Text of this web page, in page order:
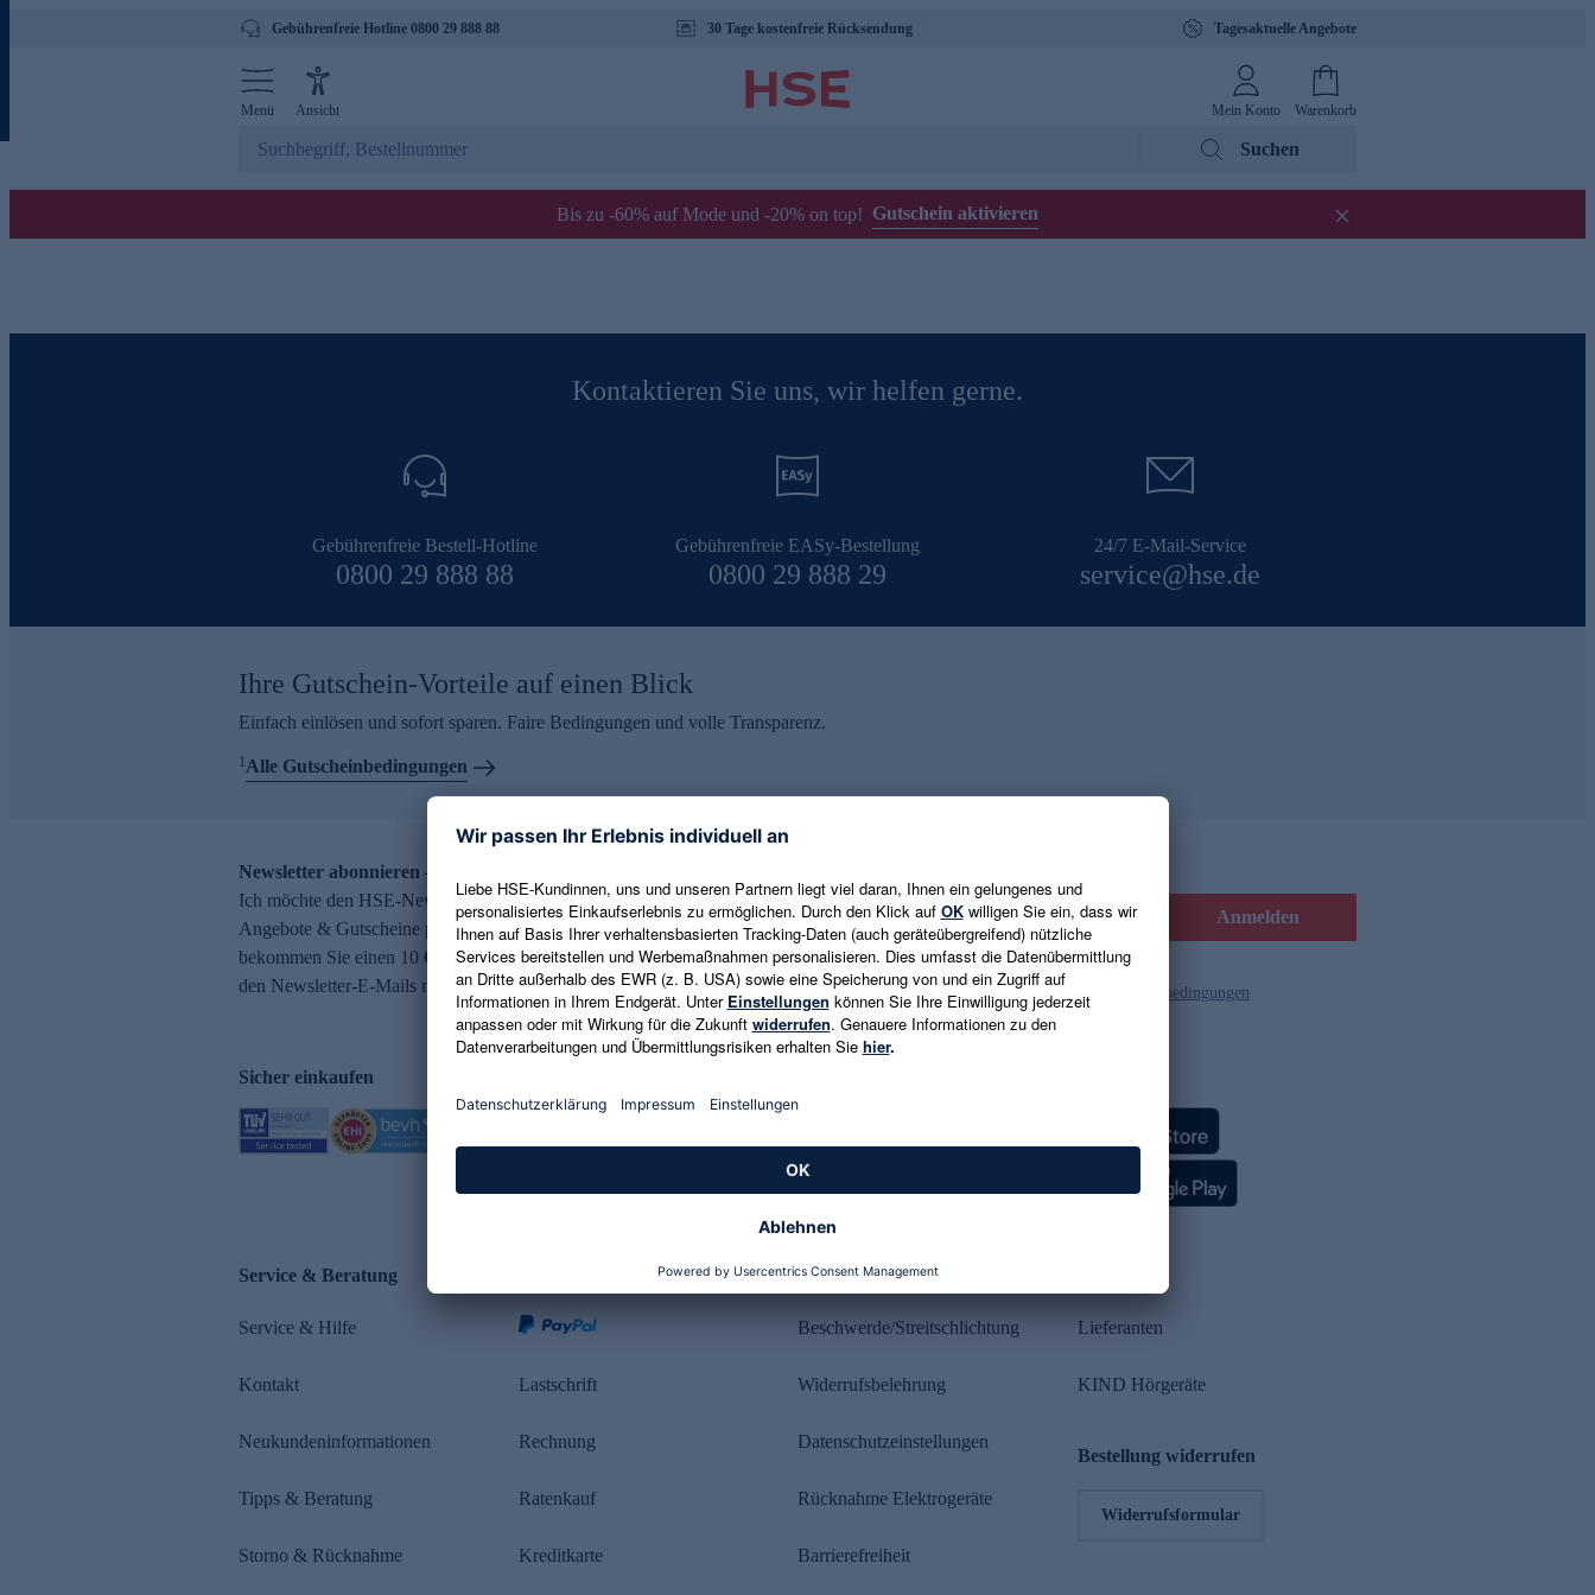
Gebührenfreie Hotline 0800 29 888 88 30 Tage kostenfreie Rücksendung Tagesaktuelle Angebote
Menü Ansicht Mein Konto Warenkorb
Suchen
Bis zu -60% auf Mode und -20% on top! Gutschein aktivieren
Kontaktieren Sie uns, wir helfen gerne.
Gebührenfreie Bestell-Hotline
0800 29 888 88
Gebührenfreie EASy-Bestellung
0800 29 888 29
24/7 E-Mail-Service
service@hse.de
Ihre Gutschein-Vorteile auf einen Blick
Einfach einlösen und sofort sparen. Faire Bedingungen und volle Transparenz.
1Alle Gutscheinbedingungen
Newsletter abonnieren – 10 € Gutschein erhalten
Ich möchte den HSE-Newsletter abonnieren und aktuelle Trends,
Angebote & Gutscheine per E-Mail erhalten. Als Dankeschön
bekommen Sie einen 10 € Gutschein. Eine Abmeldung ist jederzeit in
den Newsletter-E-Mails möglich.
E-Mail-Adresse eingeben Anmelden
Es gelten die Datenschutzrichtlinien und die Gutscheinbedingungen
Sicher einkaufen
Service & Beratung
Service & Hilfe
Kontakt
Neukundeninformationen
Tipps & Beratung
Storno & Rücknahme
Lastschrift
Rechnung
Ratenkauf
Kreditkarte
Rechtliches
Beschwerde/Streitschlichtung
Widerrufsbelehrung
Datenschutzeinstellungen
Rücknahme Elektrogeräte
Barrierefreiheit
Lieferanten
KIND Hörgeräte
Bestellung widerrufen
Widerrufsformular